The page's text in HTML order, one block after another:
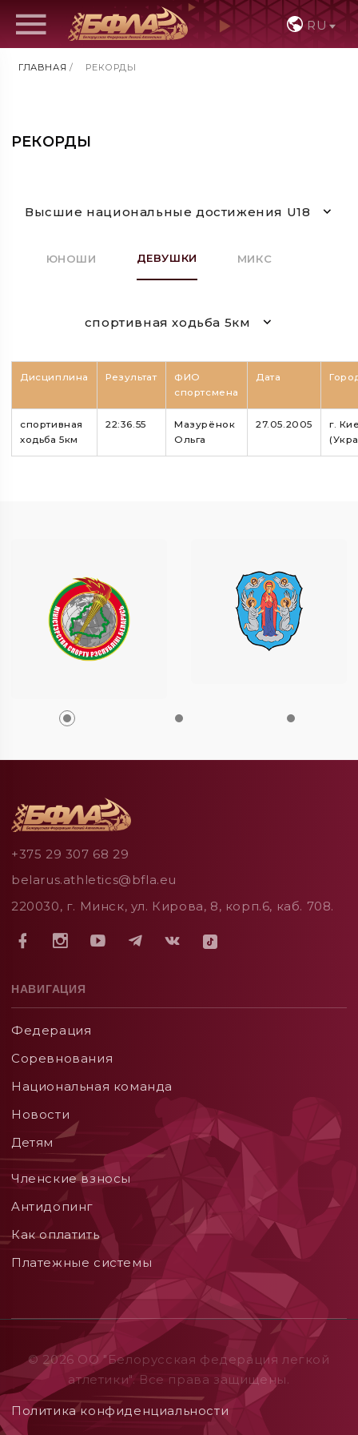
RU
ГЛАВНАЯ / РЕКОРДЫ
РЕКОРДЫ
Высшие национальные достижения U18
ЮНОШИ ДЕВУШКИ МИКС
спортивная ходьба 5км
Дисциплина Результат
ФИО
спортсмена
Дата
спортивная
ходьба 5км
22:36.55
Мазурёнок
Ольга
27.05.2005
г.
+375 29 307 68 29
belarus.athletics@bfla.eu
220030, г. Минск, ул. Кирова, 8, корп.6, каб. 708.
НАВИГАЦИЯ
Федерация
Соревнования
Национальная команда
Новости
Детям
Членские взносы
Aнтидопинг
Как оплатить
Платежные системы
© 2026 ОO "Белорусская федерация легкой
атлетики". Все права защищены.
Политика конфиденциальности